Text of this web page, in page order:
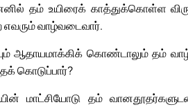
தம் உயிரைக் காத்துக்கொள்ள
வாழ்வடைவார்.
ஆதாயமாக்கிக் கொண்டாலும் தம்
கொடுப்பார்?
மாட்சியோடு தம்